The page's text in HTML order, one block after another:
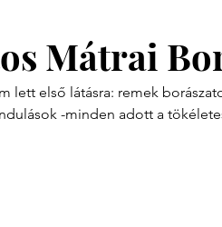
Mátrai
lett első látásra: remek
-minden adott a